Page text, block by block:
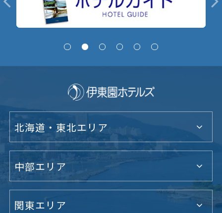
北海道・東北エリア
中部エリア
関東エリア